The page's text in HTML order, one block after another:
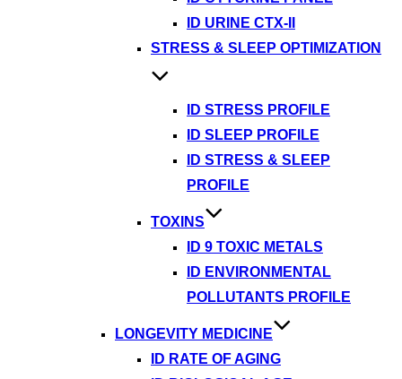
ID URINE CTX-II
STRESS & SLEEP OPTIMIZATION
ID STRESS PROFILE
ID SLEEP PROFILE
ID STRESS & SLEEP
PROFILE
TOXINS
ID 9 TOXIC METALS
ID ENVIRONMENTAL
POLLUTANTS PROFILE
LONGEVITY MEDICINE
ID RATE OF AGING